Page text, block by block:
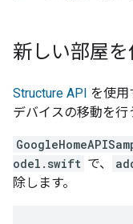
新しい部屋を
Structure API を使用
デバイスの移動を行
odel.swift で、
除します。